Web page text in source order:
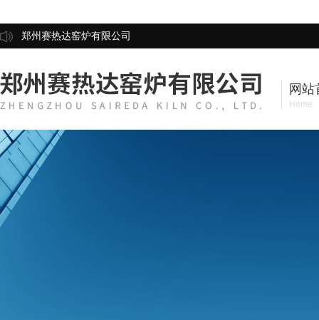
郑州赛热达窑炉有限公司
网站
Home